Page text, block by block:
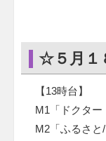
☆５月１
【13時台】
M1「ドクター
M2「ふるさと